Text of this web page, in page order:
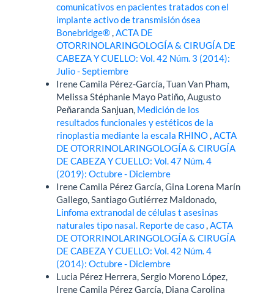
comunicativos en pacientes tratados con el
implante activo de transmisión ósea
Bonebridge®,ACTA DE
OTORRINOLARINGOLOGÍA & CIRUGÍA DE
CABEZA Y CUELLO: Vol. 42 Núm. 3 (2014):
Julio - Septiembre
Irene Camila Pérez-García, Tuan Van Pham,
Melissa Stéphanie Mayo Patiño, Augusto
Peñaranda Sanjuan, Medición de los
resultados funcionales y estéticos de la
rinoplastia mediante la escala RHINO,ACTA
DE OTORRINOLARINGOLOGÍA & CIRUGÍA
DE CABEZA Y CUELLO: Vol. 47 Núm. 4
(2019): Octubre - Diciembre
Irene Camila Pérez García, Gina Lorena Marín
Gallego, Santiago Gutiérrez Maldonado,
Linfoma extranodal de células t asesinas
naturales tipo nasal. Reporte de caso,ACTA
DE OTORRINOLARINGOLOGÍA & CIRUGÍA
DE CABEZA Y CUELLO: Vol. 42 Núm. 4
(2014): Octubre - Diciembre
Lucia Pérez Herrera, Sergio Moreno López,
Irene Camila Pérez García, Diana Carolina